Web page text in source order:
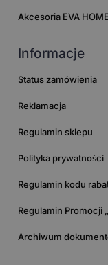
Akcesoria EVA HOME
Informacje
Status zamówienia
Reklamacja
Regulamin sklepu
Polityka prywatności
Regulamin kodu
Regulamin Promocji
Archiwum